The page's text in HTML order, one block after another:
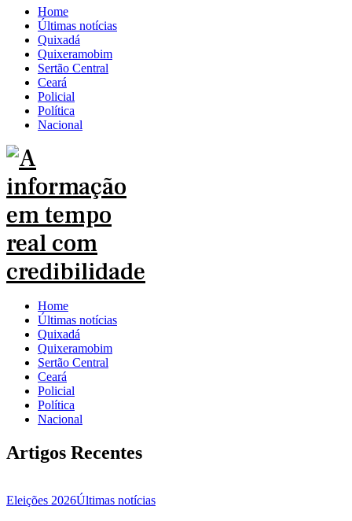
Home
Últimas notícias
Quixadá
Quixeramobim
Sertão Central
Ceará
Policial
Política
Nacional
Home
Últimas notícias
Quixadá
Quixeramobim
Sertão Central
Ceará
Policial
Política
Nacional
Artigos Recentes
Eleições 2026Últimas notícias